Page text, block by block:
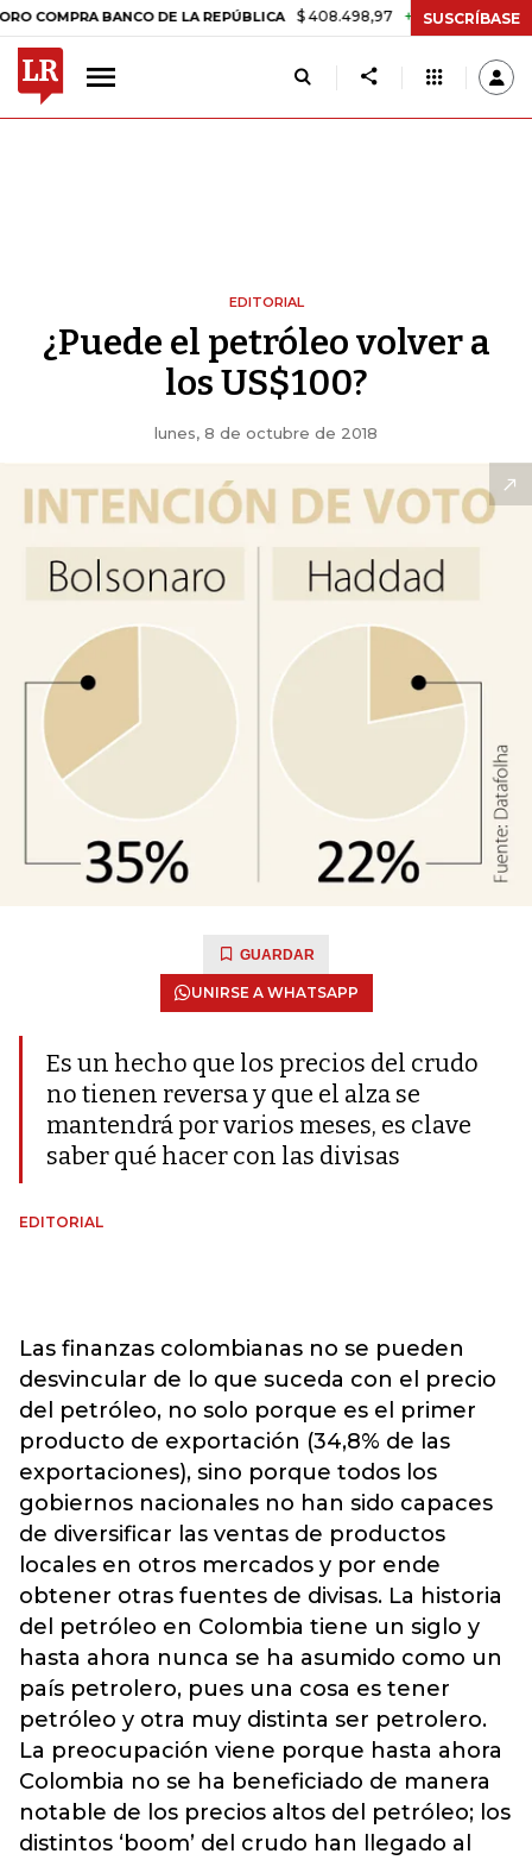
BANCO DE LA REPÚBLICA $ 408.498,97 +$ 8.753,81 +2,19%
SUSCRÍBASE
EDITORIAL
¿Puede el petróleo volver a
los US$100?
lunes, 8 de octubre de 2018
GUARDAR
UNIRSE A WHATSAPP
Es un hecho que los precios del crudo
no tienen reversa y que el alza se
mantendrá por varios meses, es clave
saber qué hacer con las divisas
EDITORIAL
Las finanzas colombianas no se pueden
desvincular de lo que suceda con el precio
del petróleo, no solo porque es el primer
producto de exportación (34,8% de las
exportaciones), sino porque todos los
gobiernos nacionales no han sido capaces
de diversificar las ventas de productos
locales en otros mercados y por ende
obtener otras fuentes de divisas. La historia
del petróleo en Colombia tiene un siglo y
hasta ahora nunca se ha asumido como un
país petrolero, pues una cosa es tener
petróleo y otra muy distinta ser petrolero.
La preocupación viene porque hasta ahora
Colombia no se ha beneficiado de manera
notable de los precios altos del petróleo; los
distintos ‘boom’ del crudo han llegado al